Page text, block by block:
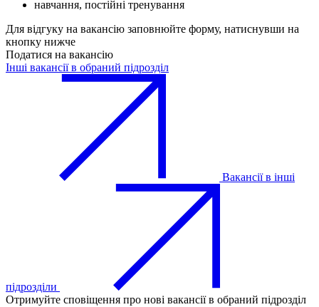
навчання, постійні тренування
Для відгуку на вакансію заповнюйте форму, натиснувши на
кнопку нижче
Податися на вакансію
Інші вакансії в обраний підрозділ
Вакансії в інші
підрозділи
Отримуйте сповіщення про нові вакансії в обраний підрозділ